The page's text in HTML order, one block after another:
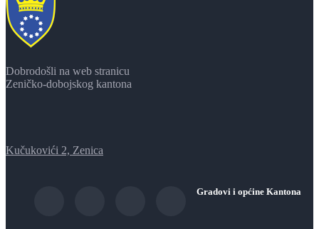
Dobrodošli na web stranicu
Zeničko-dobojskog kantona
Kučukovići 2, Zenica
Gradovi i općine Kantona